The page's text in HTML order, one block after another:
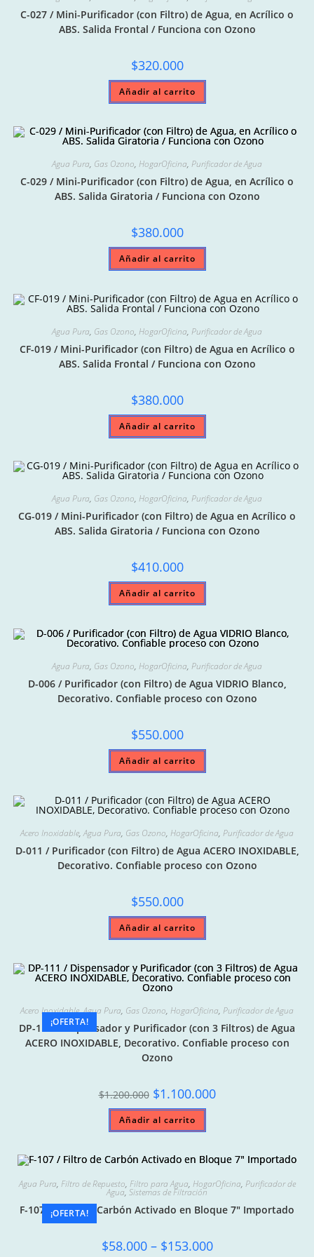
C-027 / Mini-Purificador (con Filtro) de Agua, en Acrílico o
ABS. Salida Frontal / Funciona con Ozono
$320.000
Añadir al carrito
Agua Pura, Gas Ozono, HogarOficina, Purificador de Agua
C-029 / Mini-Purificador (con Filtro) de Agua, en Acrílico o
ABS. Salida Giratoria / Funciona con Ozono
$380.000
Añadir al carrito
Agua Pura, Gas Ozono, HogarOficina, Purificador de Agua
CF-019 / Mini-Purificador (con Filtro) de Agua en Acrílico o
ABS. Salida Frontal / Funciona con Ozono
$380.000
Añadir al carrito
Agua Pura, Gas Ozono, HogarOficina, Purificador de Agua
CG-019 / Mini-Purificador (con Filtro) de Agua en Acrílico o
ABS. Salida Giratoria / Funciona con Ozono
$410.000
Añadir al carrito
Agua Pura, Gas Ozono, HogarOficina, Purificador de Agua
D-006 / Purificador (con Filtro) de Agua VIDRIO Blanco,
Decorativo. Confiable proceso con Ozono
$550.000
Añadir al carrito
Acero Inoxidable,Agua Pura, Gas Ozono, HogarOficina, Purificador de Agua
D-011 / Purificador (con Filtro) de Agua ACERO INOXIDABLE,
Decorativo. Confiable proceso con Ozono
$550.000
Añadir al carrito
¡OFERTA!
Acero Inoxidable,Agua Pura, Gas Ozono, HogarOficina, Purificador de Agua
DP-111 / Dispensador y Purificador (con 3 Filtros) de Agua
ACERO INOXIDABLE, Decorativo. Confiable proceso con
Ozono
$1.200.000 Original
price
was:
$1.200.000.
$1.100.000Current
price
Añadir al carrito
¡OFERTA!
Agua Pura, Filtro de Repuesto, Filtro para Agua, HogarOficina, Purificador de
Agua, Sistemas de Filtración
F-107 / Filtro de Carbón Activado en Bloque 7″ Importado
$58.000 – $153.000Price
range: